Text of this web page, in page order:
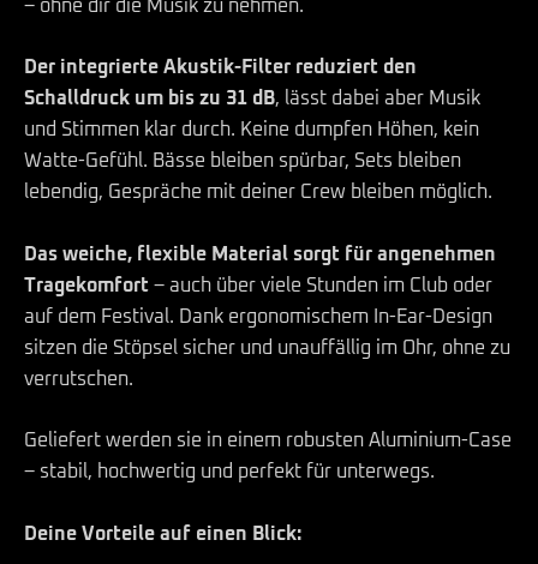
– ohne dir die Musik zu nehmen.
Der integrierte Akustik-Filter reduziert den
Schalldruck um bis zu 31 dB, lässt dabei aber Musik
und Stimmen klar durch. Keine dumpfen Höhen, kein
Watte-Gefühl. Bässe bleiben spürbar, Sets bleiben
lebendig, Gespräche mit deiner Crew bleiben möglich.
Das weiche, flexible Material sorgt für angenehmen
Tragekomfort – auch über viele Stunden im Club oder
auf dem Festival. Dank ergonomischem In-Ear-Design
sitzen die Stöpsel sicher und unauffällig im Ohr, ohne zu
verrutschen.
Geliefert werden sie in einem robusten Aluminium-Case
– stabil, hochwertig und perfekt für unterwegs.
Deine Vorteile auf einen Blick: